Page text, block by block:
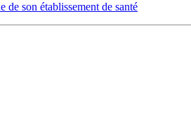
son établissement de santé